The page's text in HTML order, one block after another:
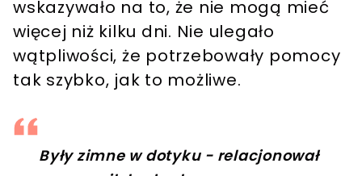
wskazywało na to, że nie mogą mieć
więcej niż kilku dni. Nie ulegało
wątpliwości, że potrzebowały pomocy
tak szybko, jak to możliwe.
Były zimne w dotyku - relacjonował